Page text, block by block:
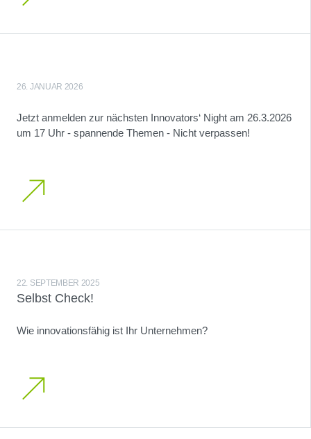
26. JANUAR 2026
Jetzt anmelden zur nächsten Innovators‘ Night am 26.3.2026
um 17 Uhr - spannende Themen - Nicht verpassen!
22. SEPTEMBER 2025
Selbst Check!
Wie innovationsfähig ist Ihr Unternehmen?